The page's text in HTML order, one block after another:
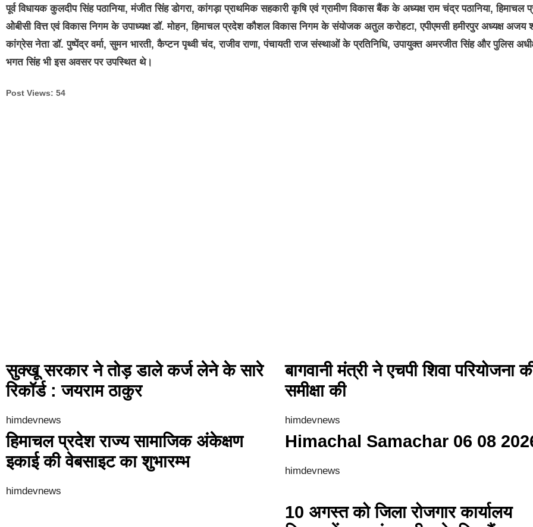
पूर्व विधायक कुलदीप सिंह पठानिया, मंजीत सिंह डोगरा, कांगड़ा प्राथमिक सहकारी कृषि एवं ग्रामीण विकास बैंक के अध्यक्ष राम चंद्र पठानिया, हिमाचल
ओेबीसी वित्त एवं विकास निगम के उपाध्यक्ष डॉ. मोहन, हिमाचल प्रदेश कौशल विकास निगम के संयोजक अतुल करोहटा, एपीएमसी हमीरपुर अध्यक्ष अजय
कांग्रेस नेता डॉ. पुष्पेंद्र वर्मा, सुमन भारती, कैप्टन पृथ्वी चंद, राजीव राणा, पंचायती राज संस्थाओं के प्रतिनिधि, उपायुक्त अमरजीत सिंह और पुलिस
भगत सिंह भी इस अवसर पर उपस्थित थे।
Post Views: 54
सुक्खू सरकार ने तोड़ डाले कर्ज लेने के सारे
रिकॉर्ड : जयराम ठाकुर
himdevnews
बागवानी मंत्री ने एचपी शिवा परियोजना
समीक्षा की
himdevnews
हिमाचल प्रदेश राज्य सामाजिक अंकेक्षण
इकाई की वेबसाइट का शुभारम्भ
himdevnews
Himachal Samachar 06 08
himdevnews
10 अगस्त को जिला रोजगार कार्यालय